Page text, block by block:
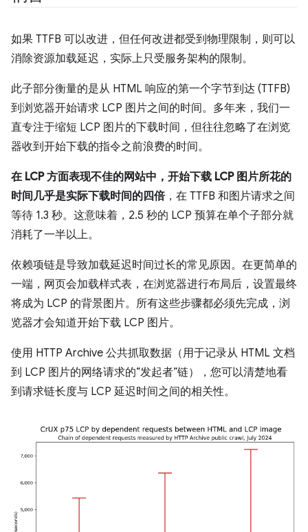
如果 TTFB 可以改进，但任何改进都受到物理限制，则可以
消除资源加载延迟，实际上只受服务架构的限制。
此子部分衡量的是从 HTML 响应的第一个字节到达 (TTFB)
到浏览器开始请求 LCP 图片之间的时间。多年来，我们一
直专注于缩短 LCP 图片的下载时间，但往往忽略了在浏览
器收到开始下载的指令之前浪费的时间。
在 LCP 方面表现不佳的网站中，开始下载 LCP 图片所花的
时间几乎是实际下载时间的四倍，在 TTFB 和图片请求之间
等待 1.3 秒。这意味着，2.5 秒的 LCP 预算在单个子部分就
消耗了一半以上。
依赖项链是导致加载延迟时间过长的常见原因。在更简单的
一端，网页会加载样式表，在浏览器进行布局后，设置最终
将成为 LCP 的背景图片。所有这些步骤都必须先完成，浏
览器才会知道开始下载 LCP 图片。
使用 HTTP Archive 公共抓取数据（用于记录从 HTML 文档
到 LCP 图片的网络请求的“发起者”链），您可以清楚地看
到请求链长度与 LCP 延迟时间之间的相关性。